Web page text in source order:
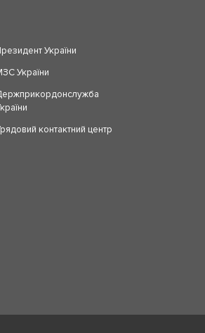
України
України
контактний центр